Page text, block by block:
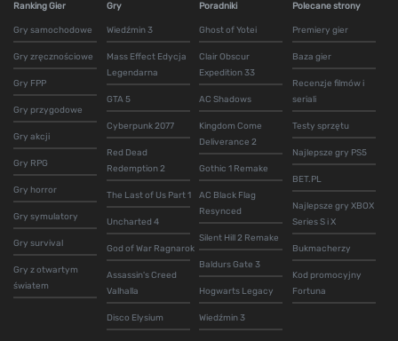
Ranking Gier
Gry samochodowe
Gry zręcznościowe
Gry FPP
Gry przygodowe
Gry akcji
Gry RPG
Gry horror
Gry symulatory
Gry survival
Gry z otwartym
światem
Gry
Wiedźmin 3
Mass Effect Edycja
Legendarna
GTA 5
Cyberpunk 2077
Red Dead
Redemption 2
The Last of Us Part 1
Uncharted 4
God of War Ragnarok
Assassin's Creed
Valhalla
Disco Elysium
Poradniki
Ghost of Yotei
Clair Obscur
Expedition 33
AC Shadows
Kingdom Come
Deliverance 2
Gothic 1 Remake
AC Black Flag
Resynced
Silent Hill 2 Remake
Baldurs Gate 3
Hogwarts Legacy
Wiedźmin 3
Polecane strony
Premiery gier
Baza gier
Recenzje filmów i
seriali
Testy sprzętu
Najlepsze gry PS5
BET.PL
Najlepsze gry XBOX
Series S i X
Bukmacherzy
Kod promocyjny
Fortuna